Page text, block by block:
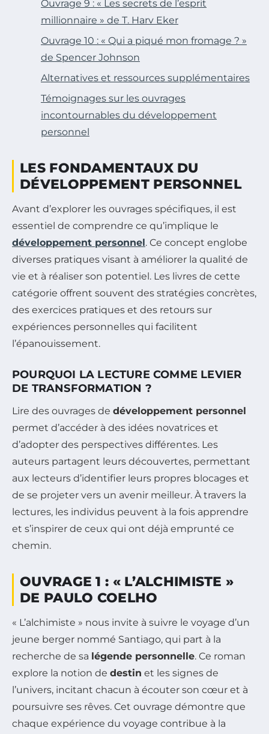
Ouvrage 9 : « Les secrets de l’esprit
millionnaire » de T. Harv Eker
Ouvrage 10 : « Qui a piqué mon fromage ? »
de Spencer Johnson
Alternatives et ressources supplémentaires
Témoignages sur les ouvrages
incontournables du développement
personnel
LES FONDAMENTAUX DU
DÉVELOPPEMENT PERSONNEL
Avant d’explorer les ouvrages spécifiques, il est
essentiel de comprendre ce qu’implique le
développement personnel . Ce concept englobe
diverses pratiques visant à améliorer la qualité de
vie et à réaliser son potentiel. Les livres de cette
catégorie offrent souvent des stratégies concrètes,
des exercices pratiques et des retours sur
expériences personnelles qui facilitent
l’épanouissement.
POURQUOI LA LECTURE COMME LEVIER
DE TRANSFORMATION ?
Lire des ouvrages de développement personnel
permet d’accéder à des idées novatrices et
d’adopter des perspectives différentes. Les
auteurs partagent leurs découvertes, permettant
aux lecteurs d’identifier leurs propres blocages et
de se projeter vers un avenir meilleur. À travers la
lectures, les individus peuvent à la fois apprendre
et s’inspirer de ceux qui ont déjà emprunté ce
chemin.
OUVRAGE 1 : « L’ALCHIMISTE »
DE PAULO COELHO
« L’alchimiste » nous invite à suivre le voyage d’un
jeune berger nommé Santiago, qui part à la
recherche de sa légende personnelle. Ce roman
explore la notion de destin et les signes de
l’univers, incitant chacun à écouter son cœur et à
poursuivre ses rêves. Cet ouvrage démontre que
chaque expérience du voyage contribue à la